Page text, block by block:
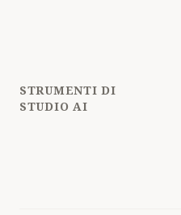
STRUMENTI DI
STUDIO AI